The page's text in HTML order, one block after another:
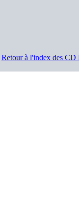
Retour à l'index des CD